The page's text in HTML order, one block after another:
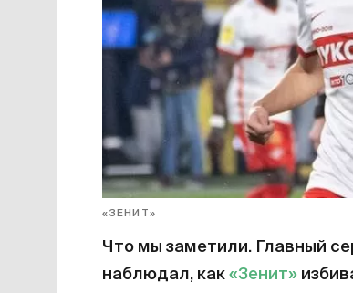
«ЗЕНИТ»
Что мы заметили. Главный
наблюдал, как «Зенит»